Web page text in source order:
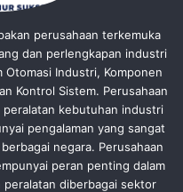
perusahaan terkemuka
dan perlengkapan industri
Industri, Komponen
Kontrol Sistem. Perusahaan
peralatan kebutuhan industri
pengalaman yang sangat
negara. Perusahaan
peran penting dalam
peralatan diberbagai sektor